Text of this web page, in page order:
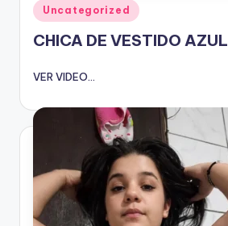
Publicado
en
Uncategorized
CHICA DE VESTIDO AZUL
VER VIDEO...